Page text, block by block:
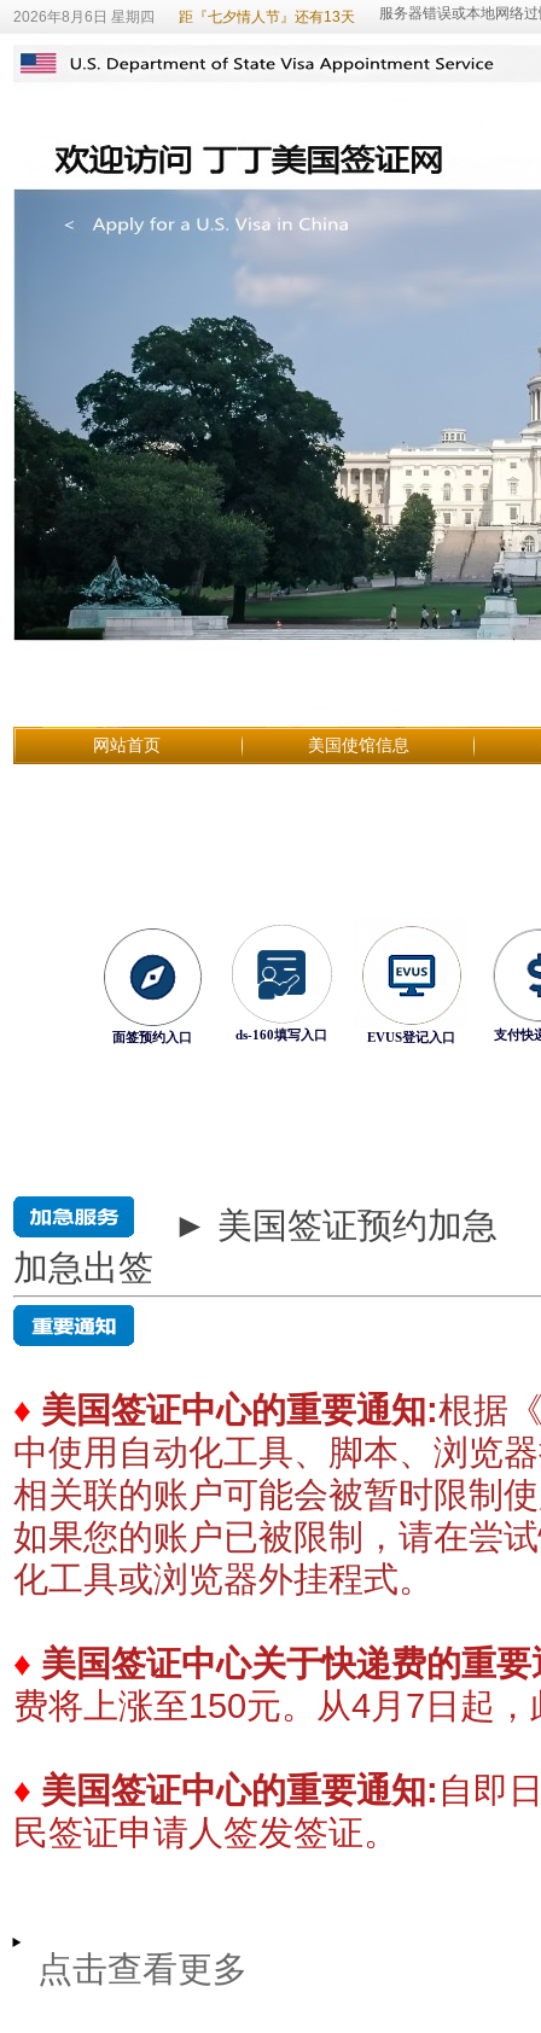
2026年8月6日 星期四 距『七夕情人节』还有13天
网站首页 美国使馆信息
面签预约入口 ds-160填写入口 EVUS登记入口 支付快
► 美国签证预约加急
加急出签
♦ 美国签证中心的重要通知:根据
中使用自动化工具、脚本、浏览
相关联的账户可能会被暂时限制
如果您的账户已被限制，请在尝
化工具或浏览器外挂程式。
♦ 美国签证中心关于快递费的重
费将上涨至150元。
从4月7日起
♦ 美国签证中心的重要通知: 自即
民签证申请人签发签证。
点击查看更多